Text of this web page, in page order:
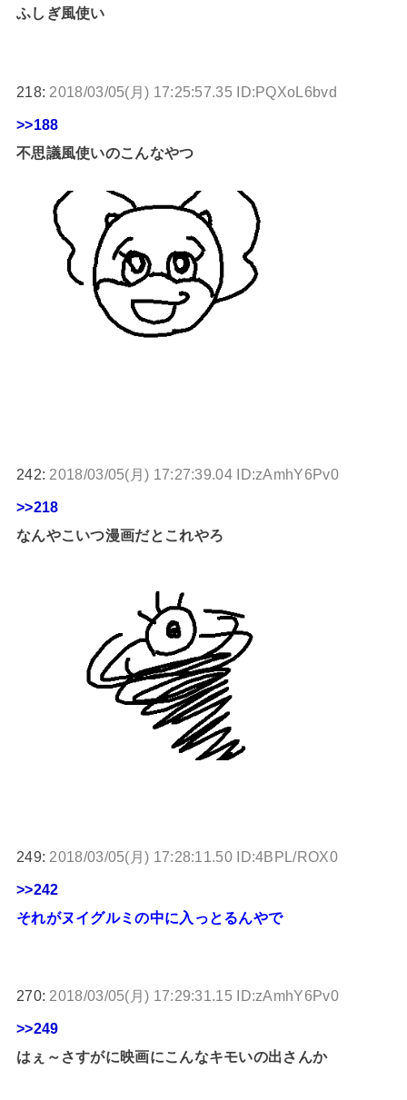
ふしぎ風使い
218: 2018/03/05(月) 17:25:57.35 ID:PQXoL6bvd
>>188
不思議風使いのこんなやつ
242: 2018/03/05(月) 17:27:39.04 ID:zAmhY6Pv0
>>218
なんやこいつ漫画だとこれやろ
249: 2018/03/05(月) 17:28:11.50 ID:4BPL/ROX0
>>242
それがヌイグルミの中に入っとるんやで
270: 2018/03/05(月) 17:29:31.15 ID:zAmhY6Pv0
>>249
はぇ～さすがに映画にこんなキモいの出さんか